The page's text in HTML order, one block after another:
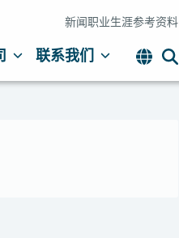
新闻职业生涯参考资料
联系我们